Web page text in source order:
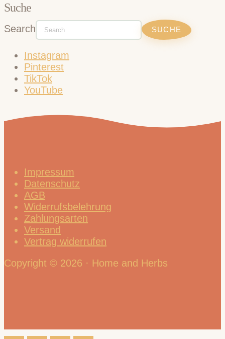
Suche
Search
Instagram
Pinterest
TikTok
YouTube
Impressum
Datenschutz
AGB
Widerrufsbelehrung
Zahlungsarten
Versand
Vertrag widerrufen
Copyright © 2026 · Home and Herbs